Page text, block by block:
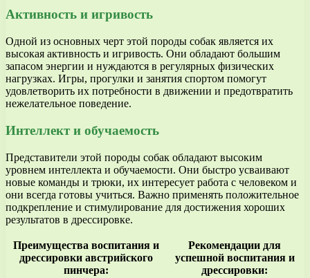
Активность и игривость
Одной из основных черт этой породы собак является их
высокая активность и игривость. Они обладают большим
запасом энергии и нуждаются в регулярных физических
нагрузках. Игры, прогулки и занятия спортом помогут
удовлетворить их потребности в движении и предотвратить
нежелательное поведение.
Интеллект и обучаемость
Представители этой породы собак обладают высоким
уровнем интеллекта и обучаемости. Они быстро усваивают
новые команды и трюки, их интересует работа с человеком и
они всегда готовы учиться. Важно применять положительное
подкрепление и стимулирование для достижения хороших
результатов в дрессировке.
Преимущества воспитания и
дрессировки австрийского
пинчера:
Рекомендации для
успешной воспитания и
дрессировки: